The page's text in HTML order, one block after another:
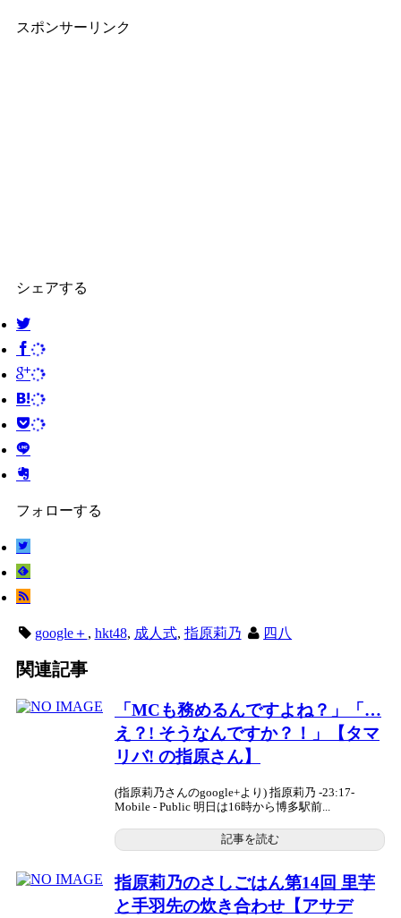
スポンサーリンク
シェアする
フォローする
google＋ , hkt48, 成人式, 指原莉乃 四八
関連記事
「MCも務めるんですよね？」「…
え？! そうなんですか？！」【タマ
リバ! の指原さん】
(指原莉乃さんのgoogle+より) 指原莉乃 -23:17-
Mobile - Public 明日は16時から博多駅前...
記事を読む
指原莉乃のさしごはん第14回 里芋
と手羽先の炊き合わせ【アサデ